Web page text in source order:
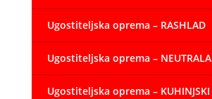
Ugostiteljska oprema – RASHLAD
Ugostiteljska oprema – NEUTRALA
Ugostiteljska oprema – KUHINJSKI